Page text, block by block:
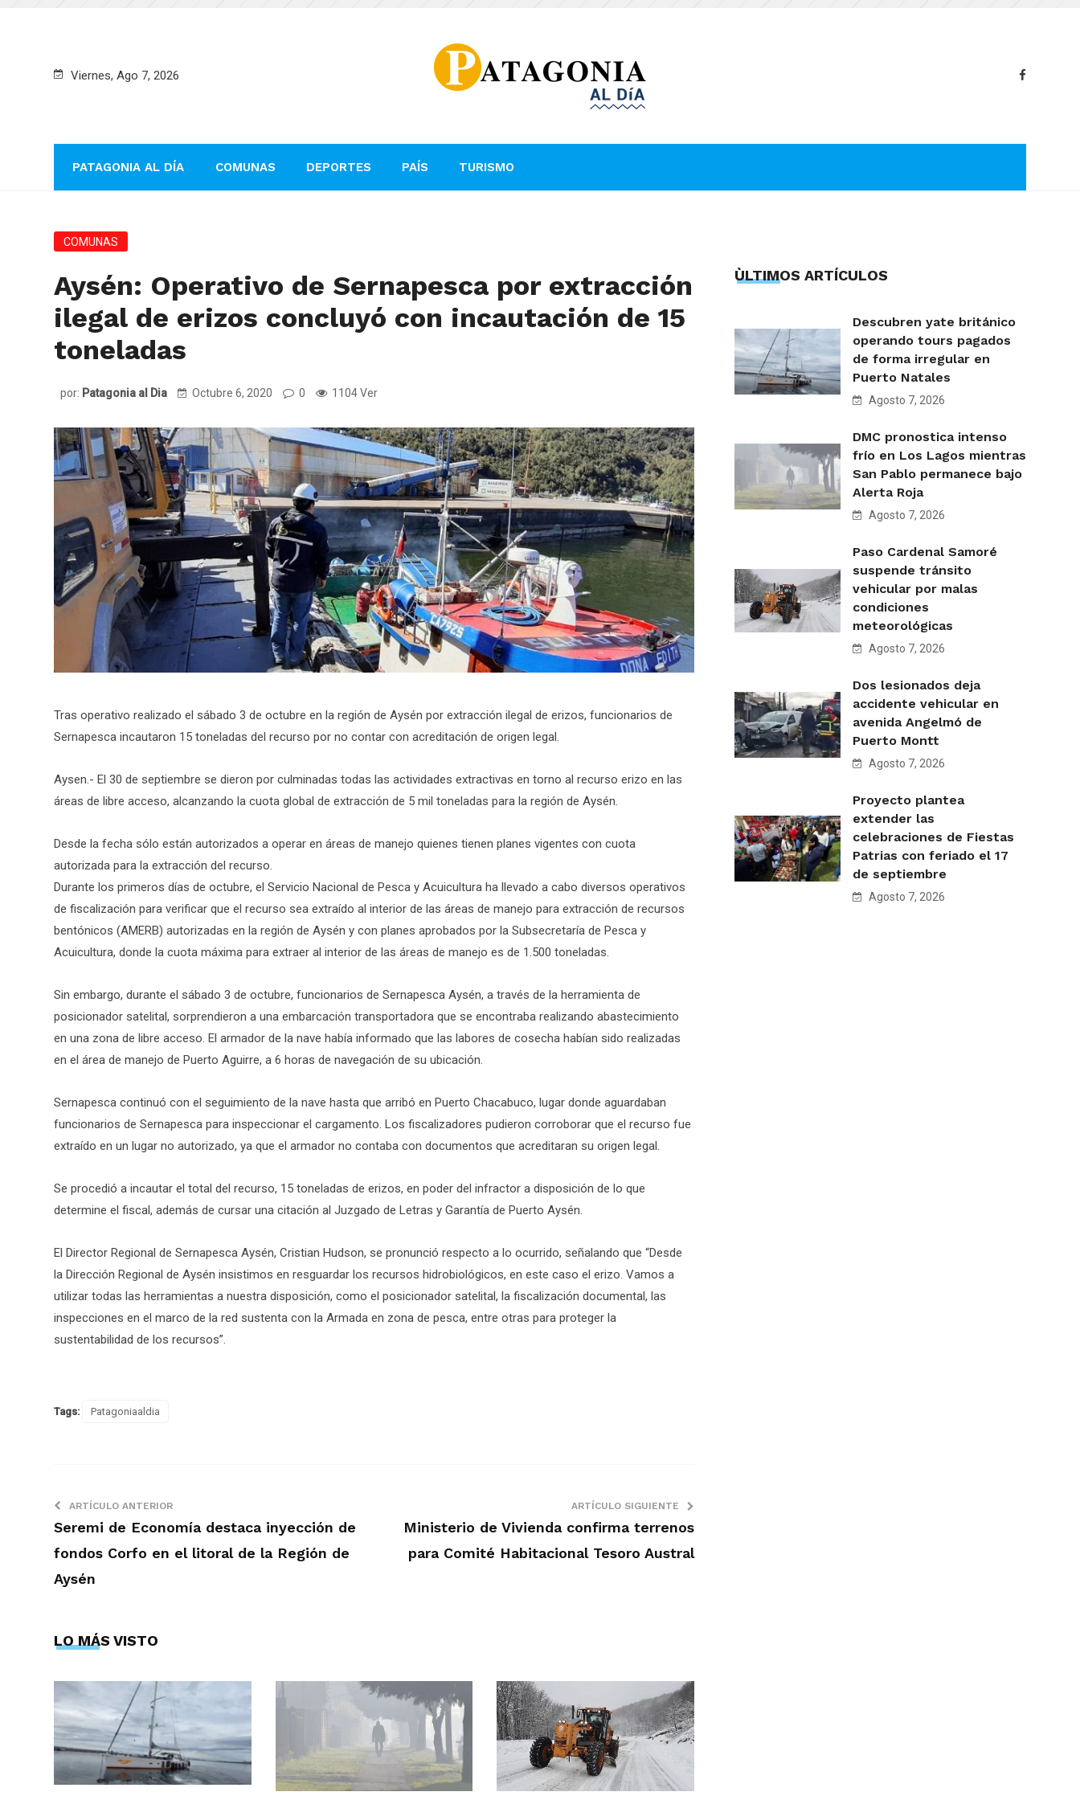
Viernes, Ago 7, 2026
PATAGONIA AL DÍA COMUNAS DEPORTES PAÍS TURISMO
COMUNAS
Aysén: Operativo de Sernapesca por extracción
ilegal de erizos concluyó con incautación de 15
toneladas
por: Patagonia al Dia Octubre 6, 2020 0 1104 Ver
Tras operativo realizado el sábado 3 de octubre en la región de Aysén por extracción ilegal de erizos, funcionarios de
Sernapesca incautaron 15 toneladas del recurso por no contar con acreditación de origen legal.
Aysen.- El 30 de septiembre se dieron por culminadas todas las actividades extractivas en torno al recurso erizo en las
áreas de libre acceso, alcanzando la cuota global de extracción de 5 mil toneladas para la región de Aysén.
Desde la fecha sólo están autorizados a operar en áreas de manejo quienes tienen planes vigentes con cuota
autorizada para la extracción del recurso.
Durante los primeros días de octubre, el Servicio Nacional de Pesca y Acuicultura ha llevado a cabo diversos operativos
de fiscalización para verificar que el recurso sea extraído al interior de las áreas de manejo para extracción de recursos
bentónicos (AMERB) autorizadas en la región de Aysén y con planes aprobados por la Subsecretaría de Pesca y
Acuicultura, donde la cuota máxima para extraer al interior de las áreas de manejo es de 1.500 toneladas.
Sin embargo, durante el sábado 3 de octubre, funcionarios de Sernapesca Aysén, a través de la herramienta de
posicionador satelital, sorprendieron a una embarcación transportadora que se encontraba realizando abastecimiento
en una zona de libre acceso. El armador de la nave había informado que las labores de cosecha habían sido realizadas
en el área de manejo de Puerto Aguirre, a 6 horas de navegación de su ubicación.
Sernapesca continuó con el seguimiento de la nave hasta que arribó en Puerto Chacabuco, lugar donde aguardaban
funcionarios de Sernapesca para inspeccionar el cargamento. Los fiscalizadores pudieron corroborar que el recurso fue
extraído en un lugar no autorizado, ya que el armador no contaba con documentos que acreditaran su origen legal.
Se procedió a incautar el total del recurso, 15 toneladas de erizos, en poder del infractor a disposición de lo que
determine el fiscal, además de cursar una citación al Juzgado de Letras y Garantía de Puerto Aysén.
El Director Regional de Sernapesca Aysén, Cristian Hudson, se pronunció respecto a lo ocurrido, señalando que “Desde
la Dirección Regional de Aysén insistimos en resguardar los recursos hidrobiológicos, en este caso el erizo. Vamos a
utilizar todas las herramientas a nuestra disposición, como el posicionador satelital, la fiscalización documental, las
inspecciones en el marco de la red sustenta con la Armada en zona de pesca, entre otras para proteger la
sustentabilidad de los recursos”.
Tags: Patagoniaaldia
ARTÍCULO ANTERIOR
Seremi de Economía destaca inyección de
fondos Corfo en el litoral de la Región de
Aysén
ARTÍCULO SIGUIENTE
Ministerio de Vivienda confirma terrenos
para Comité Habitacional Tesoro Austral
LO MÁS VISTO
ÙLTIMOS ARTÍCULOS
Descubren yate británico
operando tours pagados
de forma irregular en
Puerto Natales
Agosto 7, 2026
DMC pronostica intenso
frío en Los Lagos mientras
San Pablo permanece bajo
Alerta Roja
Agosto 7, 2026
Paso Cardenal Samoré
suspende tránsito
vehicular por malas
condiciones
meteorológicas
Agosto 7, 2026
Dos lesionados deja
accidente vehicular en
avenida Angelmó de
Puerto Montt
Agosto 7, 2026
Proyecto plantea
extender las
celebraciones de Fiestas
Patrias con feriado el 17
de septiembre
Agosto 7, 2026